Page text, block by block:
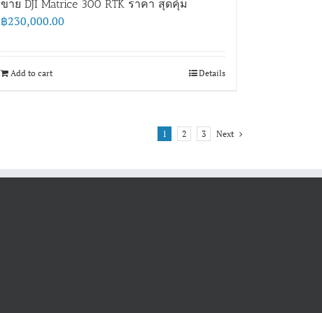
ขาย DJI Matrice 300 RTK ราคา สุดคุ้ม
฿230,000.00
Add to cart Details
1 2 3 Next